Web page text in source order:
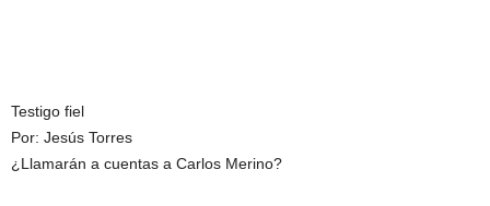
Testigo fiel
Por: Jesús Torres
¿Llamarán a cuentas a Carlos Merino?